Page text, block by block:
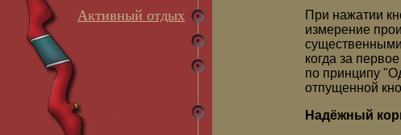
Активный отдых
При нажатии
измерение
когда за
по принципу
отпущенной
Надёжный